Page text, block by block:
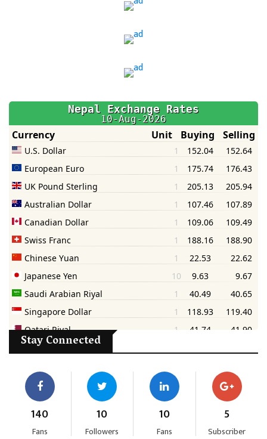
Stay Connected
140
Fans
10
Followers
10
Fans
5
Subscriber